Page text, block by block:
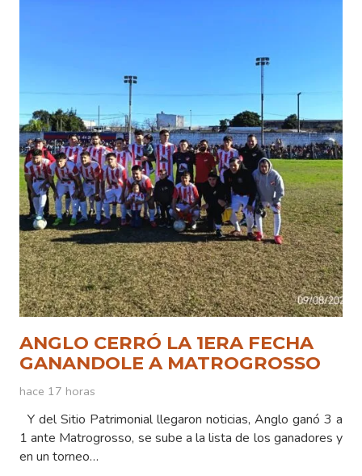
ANGLO CERRÓ LA 1ERA FECHA
GANANDOLE A MATROGROSSO
hace 17 horas
Y del Sitio Patrimonial llegaron noticias, Anglo ganó 3 a
1 ante Matrogrosso, se sube a la lista de los ganadores y
en un torneo…